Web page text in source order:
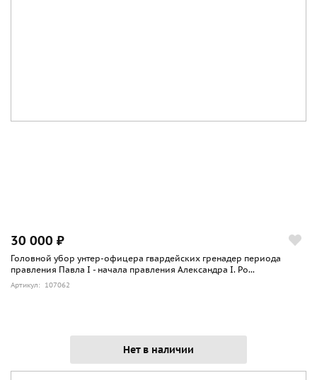
30 000 ₽
Головной убор унтер-офицера гвардейских гренадер периода
правления Павла I - начала правления Александра I. Ро...
Артикул: 107062
Нет в наличии